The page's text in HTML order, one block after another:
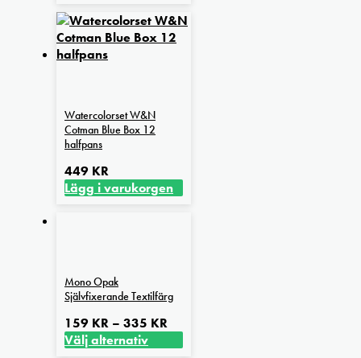
Watercolorset W&N
Cotman Blue Box 12
halfpans
449 KR
Lägg i varukorgen
Mono Opak
Självfixerande Textilfärg
159 KR – 335 KRPrisintervall:
Välj alternativ